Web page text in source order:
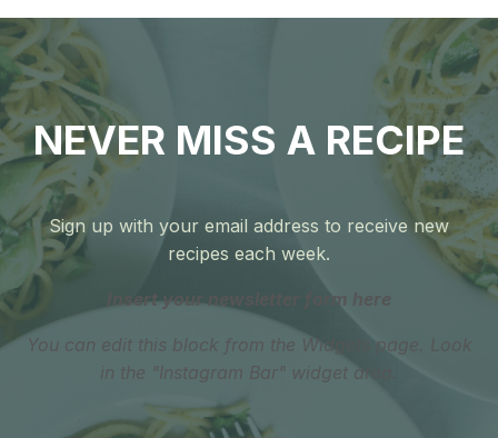
NEVER MISS A RECIPE
Sign up with your email address to receive new
recipes each week.
Insert your newsletter form here
You can edit this block from the Widgets page. Look
in the "Instagram Bar" widget area.